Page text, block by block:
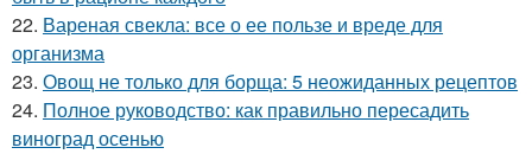
22. Вареная свекла: все о ее пользе и вреде для
организма
23. Овощ не только для борща: 5 неожиданных рецептов
24. Полное руководство: как правильно пересадить
виноград осенью